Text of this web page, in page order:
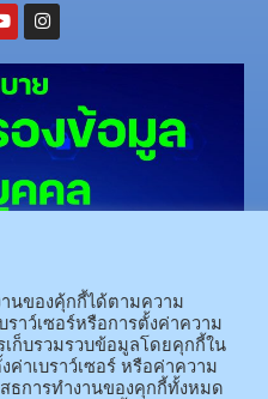
043-602-044
ง จ.กาฬสินธุ์ 46000โทรศัพท์ 043-811128 08-
64584360 โทรสาร 043-813070
นของคุ้กกี้ได้ตามความ
าว์เซอร์หรือการตั้งค่าความ
ก็บรวมรวบข้อมูลโดยคุกกี้ใน
าเบราว์เซอร์ หรือค่าความ
ธการทำงานของคุกกี้ทั้งหมด